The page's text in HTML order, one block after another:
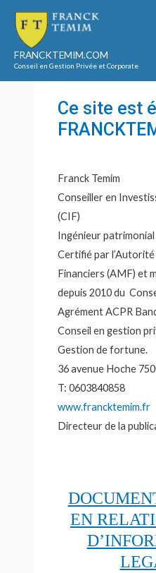
Aller
contenu
FRANCKTEMIM.COM
Conseil en Gestion Privée et Corporate
Accueil
Mentions légales
Ce site est
Franck Temim
Conseiller en
(CIF)
Ingénieur patrimonial
Certifié par
Financiers (AMF) et
depuis 2010 du
Agrément ACPR
Conseil en gestion
Gestion de fortune.
36 avenue Hoche
T:0603840858
www.francktemim.fr
Directeur de la
EN